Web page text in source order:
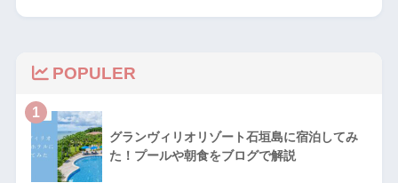
POPULER
1
グランヴィリオリゾート石垣島に宿泊してみ
た！プールや朝食をブログで解説